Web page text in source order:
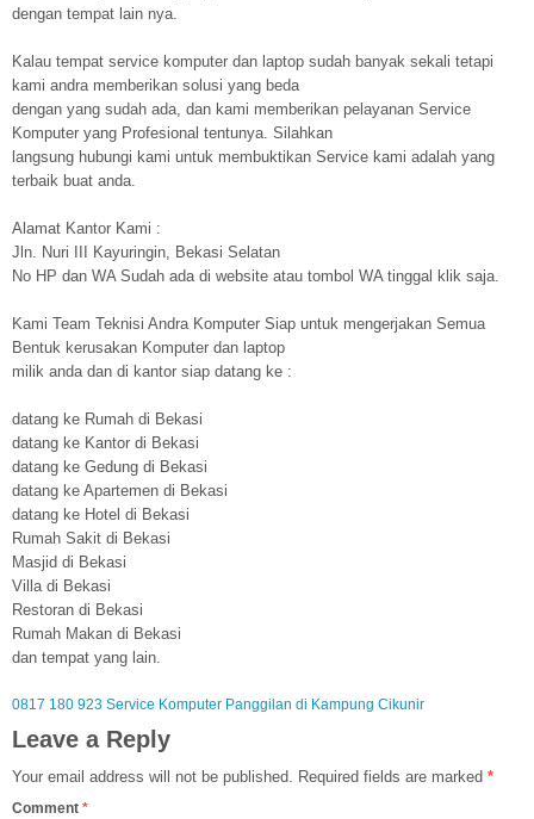
dengan tempat lain nya.
Kalau tempat service komputer dan laptop sudah banyak sekali tetapi
kami andra memberikan solusi yang beda
dengan yang sudah ada, dan kami memberikan pelayanan Service
Komputer yang Profesional tentunya. Silahkan
langsung hubungi kami untuk membuktikan Service kami adalah yang
terbaik buat anda.
Alamat Kantor Kami :
Jln. Nuri III Kayuringin, Bekasi Selatan
No HP dan WA Sudah ada di website atau tombol WA tinggal klik saja.
Kami Team Teknisi Andra Komputer Siap untuk mengerjakan Semua
Bentuk kerusakan Komputer dan laptop
milik anda dan di kantor siap datang ke :
datang ke Rumah di Bekasi
datang ke Kantor di Bekasi
datang ke Gedung di Bekasi
datang ke Apartemen di Bekasi
datang ke Hotel di Bekasi
Rumah Sakit di Bekasi
Masjid di Bekasi
Villa di Bekasi
Restoran di Bekasi
Rumah Makan di Bekasi
dan tempat yang lain.
0817 180 923 Service Komputer Panggilan di Kampung Cikunir
Leave a Reply
Your email address will not be published. Required fields are marked *
Comment *